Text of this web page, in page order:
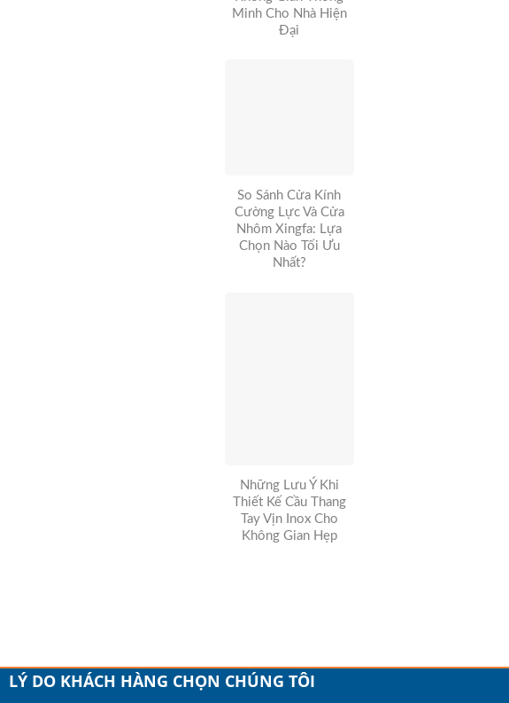
Minh Cho Nhà Hiện
Đại
So Sánh Cửa Kính
Cường Lực Và Cửa
Nhôm Xingfa: Lựa
Chọn Nào Tối Ưu
Nhất?
Những Lưu Ý Khi
Thiết Kế Cầu Thang
Tay Vịn Inox Cho
Không Gian Hẹp
LÝ DO KHÁCH HÀNG CHỌN CHÚNG TÔI